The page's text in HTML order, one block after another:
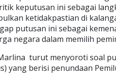
keputusan ini sebagai
ketidakpastian di
putusan ini sebagai
negara dalam memilih
turut menyoroti soal
yang berisi penundaan